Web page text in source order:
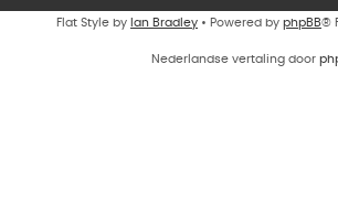
Flat Style by Ian Bradley • Powered by phpBB®
Nederlandse vertaling door